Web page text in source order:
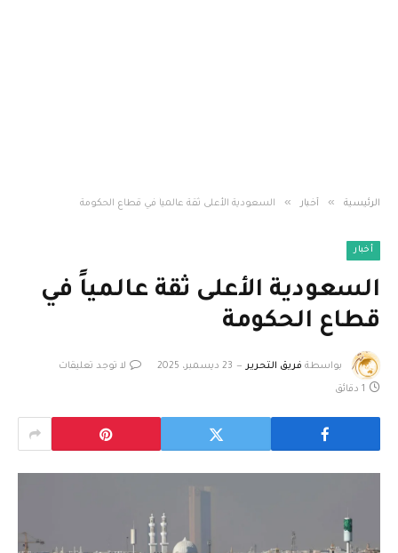
الرئيسية » أخبار » السعودية الأعلى ثقة عالمياً في قطاع الحكومة
أخبار
السعودية الأعلى ثقة عالمياً في
قطاع الحكومة
بواسطة فريق التحرير 23 ديسمبر، 2025 لا توجد تعليقات
1 دقائق